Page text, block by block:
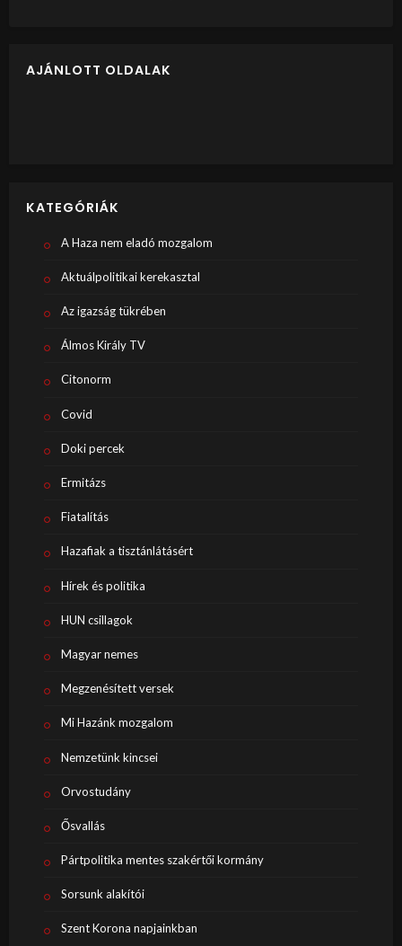
AJÁNLOTT OLDALAK
KATEGÓRIÁK
A Haza nem eladó mozgalom
Aktuálpolitikai kerekasztal
Az igazság tükrében
Álmos Király TV
Citonorm
Covid
Doki percek
Ermitázs
Fiatalítás
Hazafiak a tisztánlátásért
Hírek és politika
HUN csillagok
Magyar nemes
Megzenésített versek
Mi Hazánk mozgalom
Nemzetünk kincsei
Orvostudány
Ősvallás
Pártpolitika mentes szakértői kormány
Sorsunk alakítói
Szent Korona napjainkban